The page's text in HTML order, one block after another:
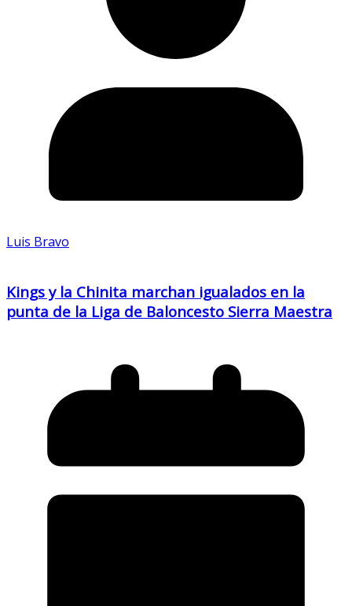
Luis Bravo
Kings y la Chinita marchan igualados en la
punta de la Liga de Baloncesto Sierra Maestra